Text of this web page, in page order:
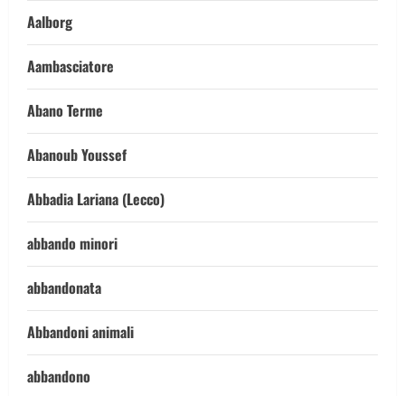
Aalborg
Aambasciatore
Abano Terme
Abanoub Youssef
Abbadia Lariana (Lecco)
abbando minori
abbandonata
Abbandoni animali
abbandono